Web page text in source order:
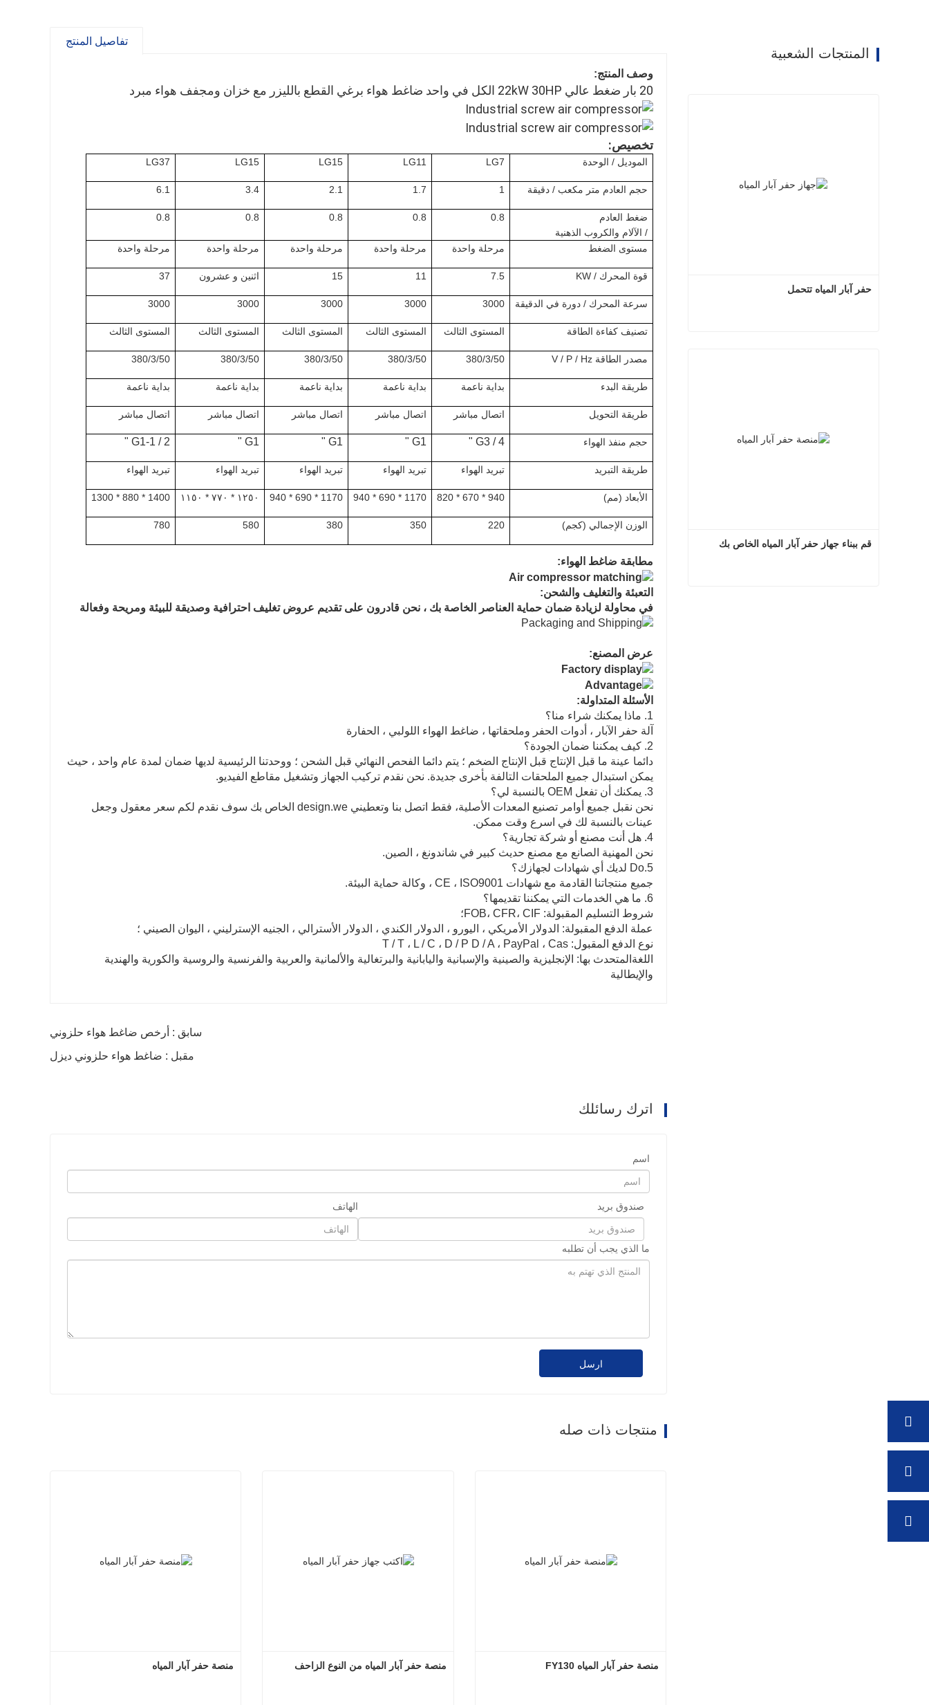
تفاصيل المنتج
وصف المنتج:
20 بار ضغط عالي 22kW 30HP الكل في واحد ضاغط هواء برغي القطع بالليزر مع خزان ومجفف هواء مبرد
تخصيص:
الموديل / الوحدة LG7
LG11
LG15
LG15
LG37
حجم العادم متر مكعب / دقيقة 1
1.7
2.1
3.4
6.1
ضغط العادم
/ الآلام والكروب الذهنية
0.8
0.8
0.8
0.8
0.8
مستوى الضغط مرحلة واحدة مرحلة واحدة مرحلة واحدة مرحلة واحدة مرحلة واحدة
قوة المحرك / KW 7.5
11
15 اثنين و عشرون 37
سرعة المحرك / دورة في الدقيقة 3000
3000
3000
3000
3000
تصنيف كفاءة الطاقة المستوى الثالث المستوى الثالث المستوى الثالث المستوى الثالث المستوى الثالث
مصدر الطاقة V / P / Hz 380/3/50
380/3/50
380/3/50
380/3/50
380/3/50
طريقة البدء بداية ناعمة بداية ناعمة بداية ناعمة بداية ناعمة بداية ناعمة
طريقة التحويل اتصال مباشر اتصال مباشر اتصال مباشر اتصال مباشر اتصال مباشر
حجم منفذ الهواء G3 / 4 "
G1 "
G1 "
G1 "
G1-1 / 2 "
طريقة التبريد تبريد الهواء تبريد الهواء تبريد الهواء تبريد الهواء تبريد الهواء
الأبعاد (مم) 940 * 670 * 820
1170 * 690 * 940
1170 * 690 * 940 ١٢٥٠ * ٧٧٠ * ١١٥٠ 1400 * 880 * 1300
الوزن الإجمالي (كجم) 220
350
380
580
780
مطابقة ضاغط الهواء:
التعبئة والتغليف والشحن:
في محاولة لزيادة ضمان حماية العناصر الخاصة بك ، نحن قادرون على تقديم عروض تغليف احترافية وصديقة للبيئة ومريحة وفعالة
عرض المصنع:
الأسئلة المتداولة:
1. ماذا يمكنك شراء منا؟
آلة حفر الآبار ، أدوات الحفر وملحقاتها ، ضاغط الهواء اللولبي ، الحفارة
2. كيف يمكننا ضمان الجودة؟
دائما عينة ما قبل الإنتاج قبل الإنتاج الضخم ؛ يتم دائما الفحص النهائي قبل الشحن ؛ ووحدتنا الرئيسية لديها ضمان لمدة عام واحد ، حيث
يمكن استبدال جميع الملحقات التالفة بأخرى جديدة. نحن نقدم تركيب الجهاز وتشغيل مقاطع الفيديو.
3. يمكنك أن تفعل OEM بالنسبة لي؟
نحن نقبل جميع أوامر تصنيع المعدات الأصلية، فقط اتصل بنا وتعطيني design.we الخاص بك سوف نقدم لكم سعر معقول وجعل
عينات بالنسبة لك في اسرع وقت ممكن.
4. هل أنت مصنع أو شركة تجارية؟
نحن المهنية الصانع مع مصنع حديث كبير في شاندونغ ، الصين.
5.Do لديك أي شهادات لجهازك؟
جميع منتجاتنا القادمة مع شهادات CE ، ISO9001 ، وكالة حماية البيئة.
6. ما هي الخدمات التي يمكننا تقديمها؟
شروط التسليم المقبولة: FOB، CFR، CIF؛
عملة الدفع المقبولة: الدولار الأمريكي ، اليورو ، الدولار الكندي ، الدولار الأسترالي ، الجنيه الإسترليني ، اليوان الصيني ؛
نوع الدفع المقبول: T / T ، L / C ، D / P D / A ، PayPal ، Cas
اللغةالمتحدث بها: الإنجليزية والصينية والإسبانية واليابانية والبرتغالية والألمانية والعربية والفرنسية والروسية والكورية والهندية
والإيطالية
سابق : أرخص ضاغط هواء حلزوني
مقبل : ضاغط هواء حلزوني ديزل
اترك رسائلك
اسم
صندوق بريد الهاتف
ما الذي يجب أن تطلبه
ارسل
منتجات ذات صله
منصة حفر آبار المياه منصة حفر آبار المياه من النوع الزاحف منصة حفر آبار المياه FY130
المنتجات الشعبية
حفر آبار المياه تتحمل
قم ببناء جهاز حفر آبار المياه الخاص بك